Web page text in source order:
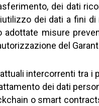
dei dati
dei dati a fini
misure
del
intercorrenti tra
dei dati
o smart